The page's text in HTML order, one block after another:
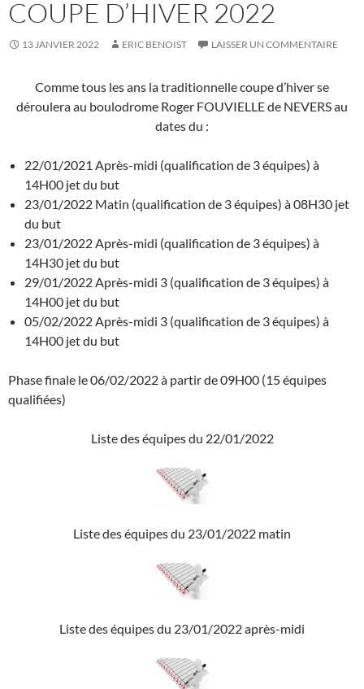
COUPE D’HIVER 2022
13 JANVIER 2022 ERIC BENOIST LAISSER UN COMMENTAIRE
Comme tous les ans la traditionnelle coupe d’hiver se
déroulera au boulodrome Roger FOUVIELLE de NEVERS au
dates du :
22/01/2021 Après-midi (qualification de 3 équipes) à
14H00 jet du but
23/01/2022 Matin (qualification de 3 équipes) à 08H30 jet
du but
23/01/2022 Après-midi (qualification de 3 équipes) à
14H30 jet du but
29/01/2022 Après-midi 3 (qualification de 3 équipes) à
14H00 jet du but
05/02/2022 Après-midi 3 (qualification de 3 équipes) à
14H00 jet du but
Phase finale le 06/02/2022 à partir de 09H00 (15 équipes
qualifiées)
Liste des équipes du 22/01/2022
Liste des équipes du 23/01/2022 matin
Liste des équipes du 23/01/2022 après-midi